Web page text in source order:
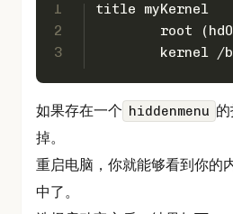
1
2
3
title myKernel
root
kernel
如果存在一个 hiddenmenu
掉。
重启电脑，你就能够看到你的
中了。